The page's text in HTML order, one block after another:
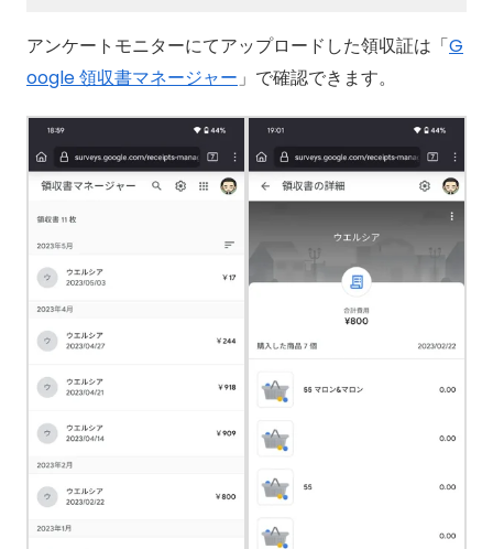
アンケートモニターにてアップロードした領収証は「G
oogle 領収書マネージャー 」で確認できます。